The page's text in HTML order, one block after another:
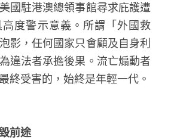
國駐港澳總領事館尋求庇護遭
度警示意義。所謂「外國救
影，任何國家只會顧及自身利
違法者承擔後果。流亡煽動者
終受害的，始終是年輕一代。
前途